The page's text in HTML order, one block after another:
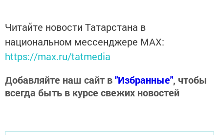
Читайте новости Татарстана в
национальном мессенджере MАХ:
https://max.ru/tatmedia
Добавляйте наш сайт в"Избранные", чтобы
всегда быть в курсе свежих новостей